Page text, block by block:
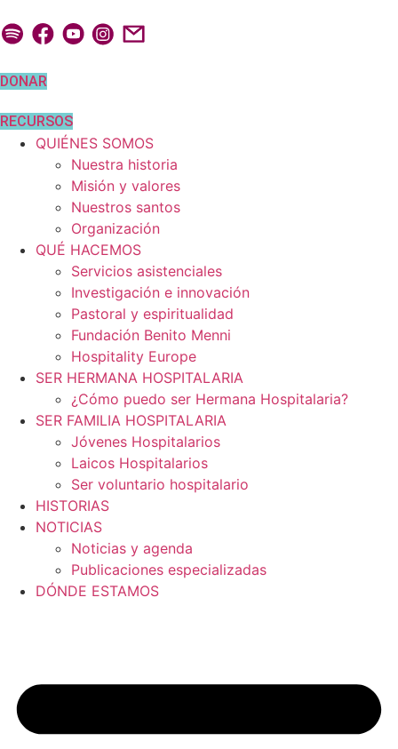
al
DONAR
RECURSOS
QUIÉNES SOMOS
Nuestra historia
Misión y valores
Nuestros santos
Organización
QUÉ HACEMOS
Servicios asistenciales
Investigación e innovación
Pastoral y espiritualidad
Fundación Benito Menni
Hospitality Europe
SER HERMANA HOSPITALARIA
¿Cómo puedo ser Hermana Hospitalaria?
SER FAMILIA HOSPITALARIA
Jóvenes Hospitalarios
Laicos Hospitalarios
Ser voluntario hospitalario
HISTORIAS
NOTICIAS
Noticias y agenda
Publicaciones especializadas
DÓNDE ESTAMOS